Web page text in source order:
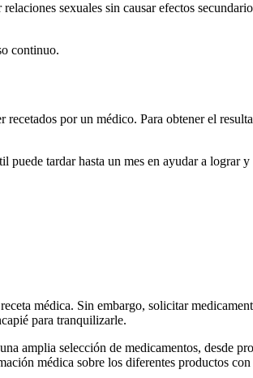
sexuales sin causar efectos
continuo.
por un médico. Para obtener el
tardar hasta un mes en ayudar a lograr y
médica. Sin embargo, solicitar
para tranquilizarle.
amplia selección de medicamentos, desde
médica sobre los diferentes productos con